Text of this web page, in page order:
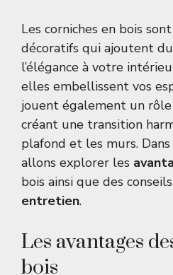
Les corniches en bois
décoratifs qui ajoutent
l’élégance à votre
elles embellissent vos
jouent également un
créant une transition
plafond et les murs.
allons explorer les
bois ainsi que des
entretien.
Les avantages
bois